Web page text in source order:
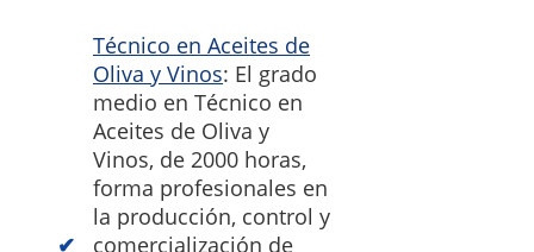
Técnico en Aceites de
Oliva y Vinos: El grado
medio en Técnico en
Aceites de Oliva y
Vinos, de 2000 horas,
forma profesionales en
la producción, control y
comercialización de